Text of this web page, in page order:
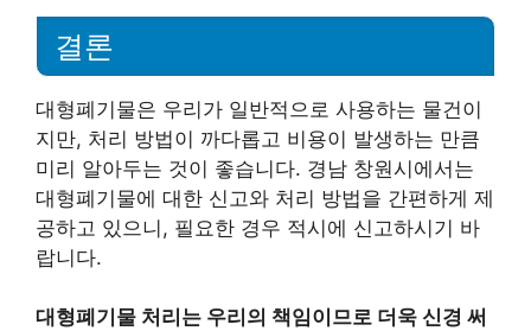
결론
대형폐기물은 우리가 일반적으로 사용하는 물건이
지만, 처리 방법이 까다롭고 비용이 발생하는 만큼
미리 알아두는 것이 좋습니다. 경남 창원시에서는
대형폐기물에 대한 신고와 처리 방법을 간편하게 제
공하고 있으니, 필요한 경우 적시에 신고하시기 바
랍니다.
대형폐기물 처리는 우리의 책임이므로 더욱 신경 써